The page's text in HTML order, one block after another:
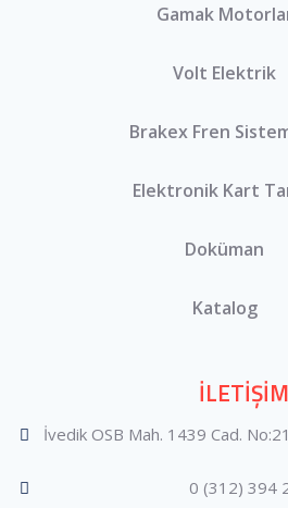
Gamak
Volt Elektrik
Brakex Fren
Elektronik Kart
Doküman
Katalog
İLETİŞİM
İvedik OSB Mah. 1439 Cad.
0 (312) 394